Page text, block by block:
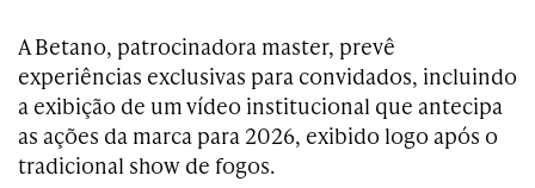
A Betano, patrocinadora master, prevê
experiências exclusivas para convidados, incluindo
a exibição de um vídeo institucional que antecipa
as ações da marca para 2026, exibido logo após o
tradicional show de fogos.